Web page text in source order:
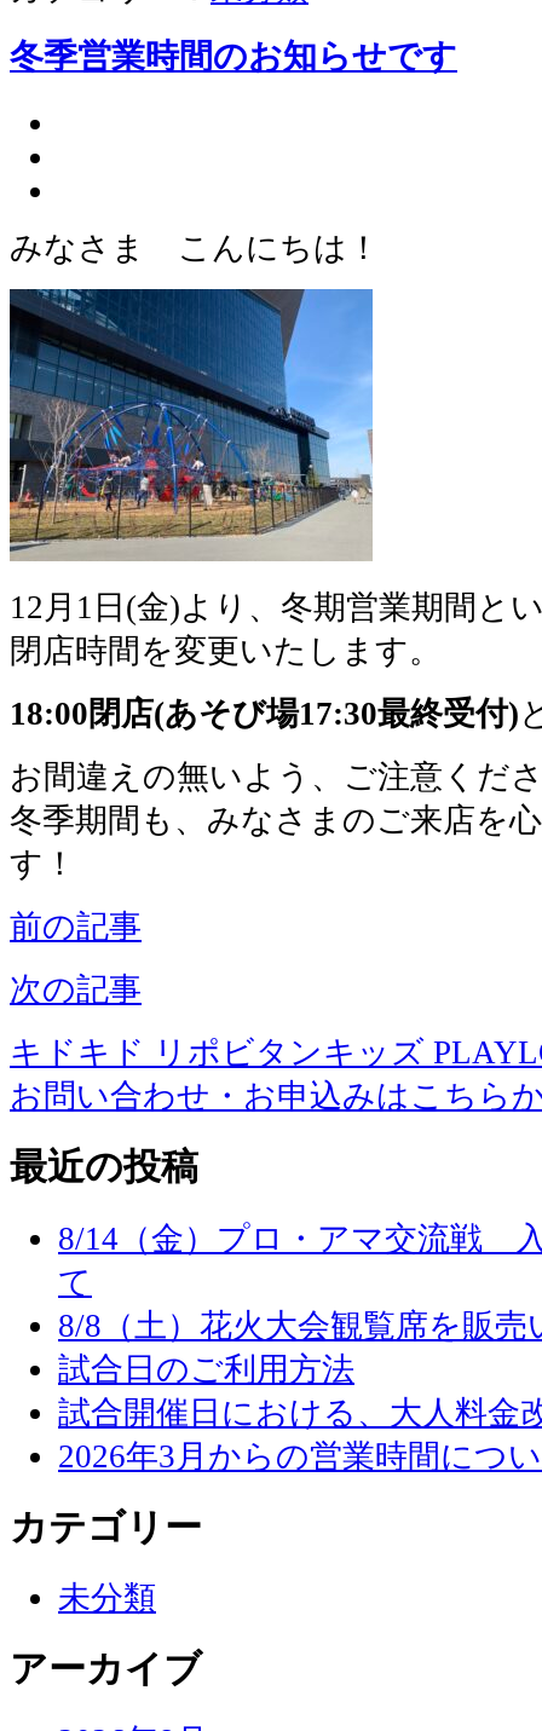
冬季営業時間のお知らせです
みなさま こんにちは！
12月1日(金)より、冬期営業期間と
閉店時間を変更いたします。
18:00閉店(あそび場17:30最終受付)
お間違えの無いよう、ご注意くだ
冬季期間も、みなさまのご来店を
す！
前の記事
次の記事
キドキド リポビタンキッズ
お問い合わせ・お申込みはこちら
最近の投稿
8/14（金）プロ・アマ交流戦
て
8/8（土）花火大会観覧席を販
試合日のご利用方法
試合開催日における、大人料金
2026年3月からの営業時間につ
カテゴリー
未分類
アーカイブ